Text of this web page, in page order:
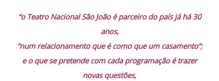
“o Teatro Nacional São João é parceiro do país já há 30
anos,
“num relacionamento que é como que um casamento”;
e o que se pretende com cada programação é trazer
novas questões,